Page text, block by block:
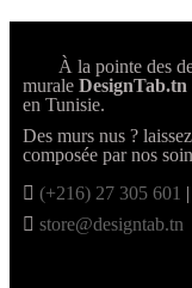
À la pointe des
murale DesignTab.tn
en Tunisie.
Des murs nus ?
composée par nos
(+216) 27 305 601 |
store@designtab.tn